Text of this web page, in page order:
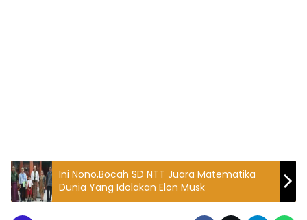
Ini Nono,Bocah SD NTT Juara Matematika
Dunia Yang Idolakan Elon Musk